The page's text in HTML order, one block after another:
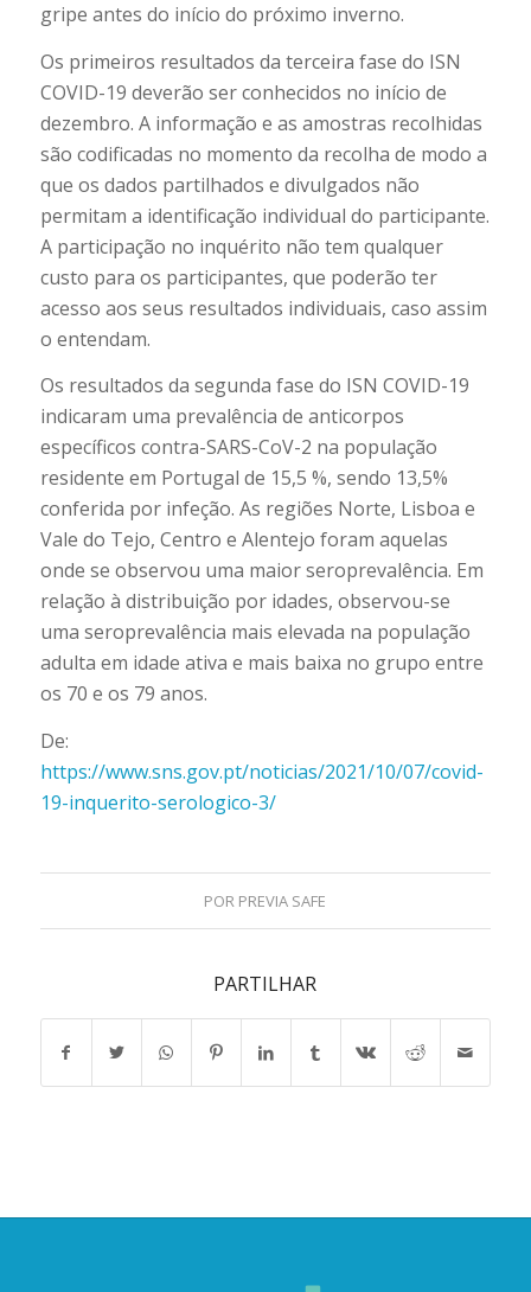
gripe antes do início do próximo inverno.
Os primeiros resultados da terceira fase do ISN
COVID-19 deverão ser conhecidos no início de
dezembro. A informação e as amostras recolhidas
são codificadas no momento da recolha de modo a
que os dados partilhados e divulgados não
permitam a identificação individual do participante.
A participação no inquérito não tem qualquer
custo para os participantes, que poderão ter
acesso aos seus resultados individuais, caso assim
o entendam.
Os resultados da segunda fase do ISN COVID-19
indicaram uma prevalência de anticorpos
específicos contra-SARS-CoV-2 na população
residente em Portugal de 15,5 %, sendo 13,5%
conferida por infeção. As regiões Norte, Lisboa e
Vale do Tejo, Centro e Alentejo foram aquelas
onde se observou uma maior seroprevalência. Em
relação à distribuição por idades, observou-se
uma seroprevalência mais elevada na população
adulta em idade ativa e mais baixa no grupo entre
os 70 e os 79 anos.
De:
https://www.sns.gov.pt/noticias/2021/10/07/covid-
19-inquerito-serologico-3/
POR PREVIA SAFE
PARTILHAR